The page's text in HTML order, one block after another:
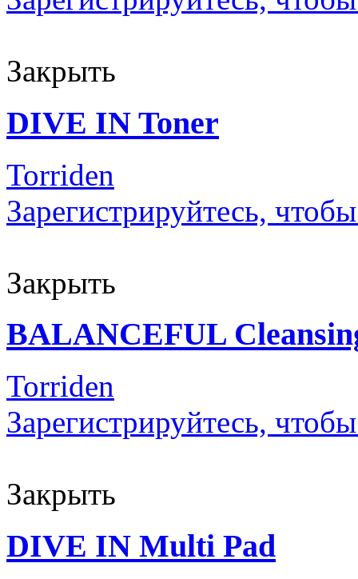
Закрыть
DIVE IN Toner
Torriden
Зарегистрируйтесь,
Закрыть
BALANCEFUL
Torriden
Зарегистрируйтесь,
Закрыть
DIVE IN Multi Pad